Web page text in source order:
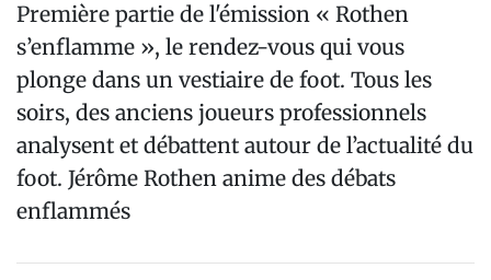
Première partie de l'émission « Rothen
s’enflamme », le rendez-vous qui vous
plonge dans un vestiaire de foot. Tous les
soirs, des anciens joueurs professionnels
analysent et débattent autour de l’actualité du
foot. Jérôme Rothen anime des débats
enflammés